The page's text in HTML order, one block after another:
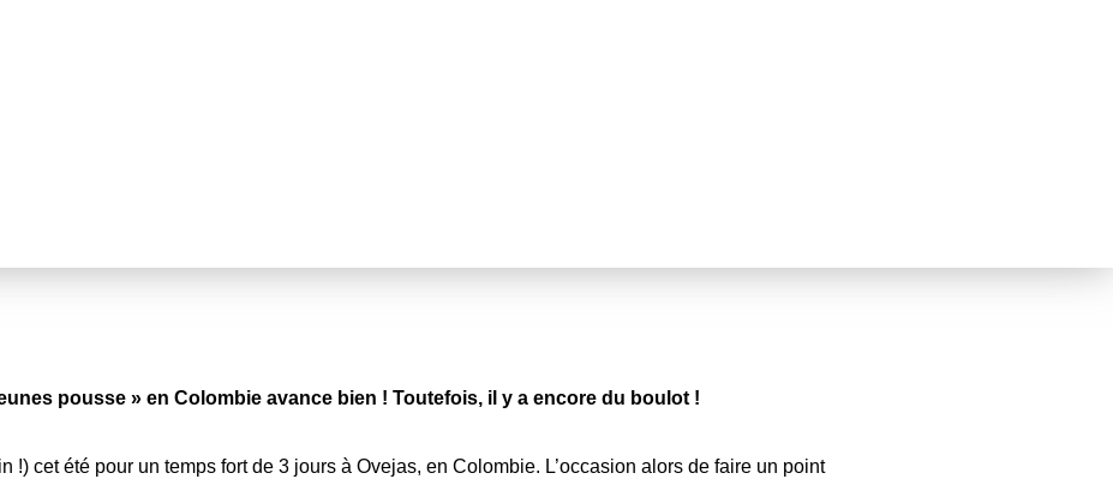
pousse » en Colombie avance bien ! Toutefois, il y a encore du boulot !
!) cet été pour un temps fort de 3 jours à Ovejas, en Colombie. L’occasion alors de faire un point